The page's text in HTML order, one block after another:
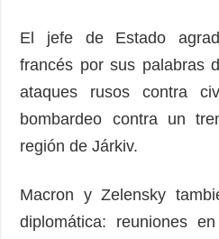
El jefe de Estado
francés por sus palabras
ataques rusos contra
bombardeo contra un
región de Járkiv.
Macron y Zelensky
diplomática: reuniones